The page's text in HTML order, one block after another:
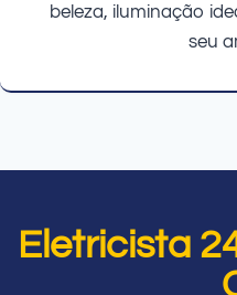
beleza, iluminação
seu
Eletricista